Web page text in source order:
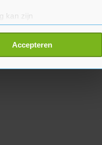
kan zijn
detailgedeelte
cookiepagina kun je
Accepteren